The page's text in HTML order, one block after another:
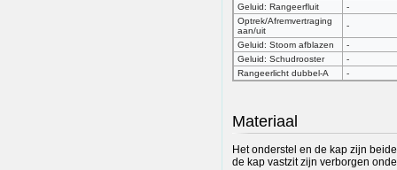
Geluid: Rangeerfluit
-
Optrek/Afremvertraging
aan/uit
-
Geluid: Stoom afblazen
-
Geluid: Schudrooster
-
Rangeerlicht dubbel-A
-
Materiaal
Het onderstel en de kap zijn
de kap vastzit zijn verborgen